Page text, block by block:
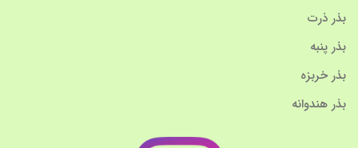
بذر ذرت
بذر پنبه
بذر خربزه
بذر هندوانه